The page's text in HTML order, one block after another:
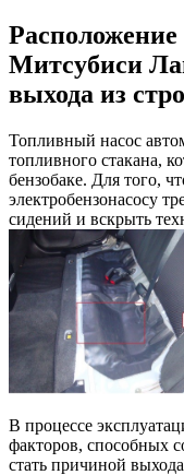
Расположение
Митсубиси
выхода из
Топливный насос
топливного стакана,
бензобаке. Для того,
электробензонасосу
сидений и вскрыть
В процессе
факторов, способных
стать причиной выхода